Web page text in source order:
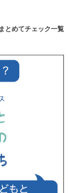
とめてチェック一覧